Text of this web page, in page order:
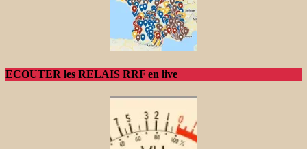
ECOUTER les RELAIS RRF en live